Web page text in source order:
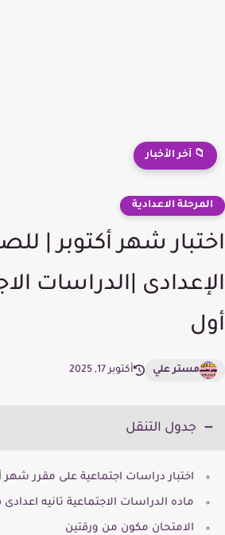
📁 آخر الأخبار
الاعدادية
شهر أكتوبر |
|الدراسات
مستر علي أكتوبر 17, 2025
جدول التنقل
اختبار دراسات اجتماعية على مقرر شهر
ماده الدراسات الاجتماعية تانيه اعدادى
الامتحان مكون من ورقتين